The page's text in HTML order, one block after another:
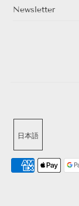
Newsletter
日本語